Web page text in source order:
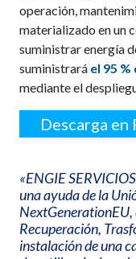
operación,
materializado en un
suministrar energía
suministrará el 95 %
mediante el
Descarga en
«ENGIE
una ayuda de la
NextGenerationEU,
Recuperación,
instalación de una